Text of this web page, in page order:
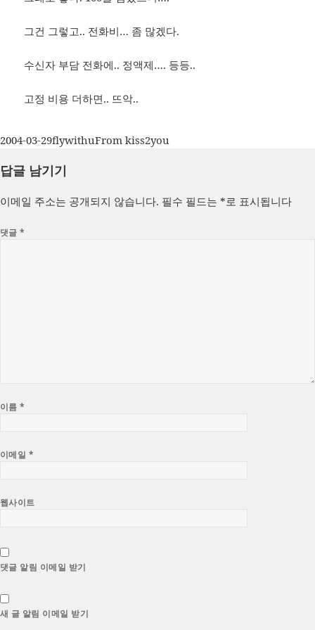
그건 그렇고.. 전화비… 좀 많겠다.
수신자 부담 전화에.. 정액제…. 등등..
고정 비용 더하면.. 뜨악..
작
일
2004-03-29글
이
flywithu카
From kiss2you
답글 남기기
이메일 주소는 공개되지 않습니다. 필수 필드는 *로 표시됩니다
댓글*
이름*
이메일 *
웹사이트
댓글 알림 이메일 받기
새 글 알림 이메일 받기